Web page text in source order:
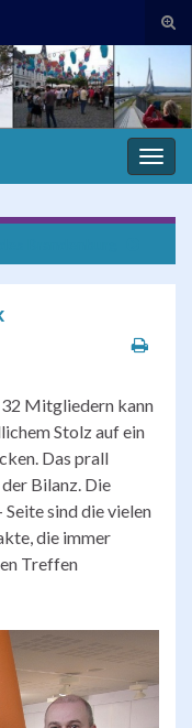
Mitgliedern kann
Stolz auf ein
Das prall
Bilanz. Die
sind die vielen
die immer
Treffen